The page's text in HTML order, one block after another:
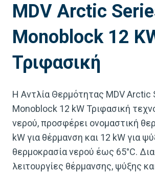
MDV Arctic
Monoblock 12
Τριφασική
Η Αντλία Θερμότητας MDV Arctic
Monoblock 12 kW Τριφασική
νερού, προσφέρει ονομαστική
kW για θέρμανση και 12 kW για
θερμοκρασία νερού έως 65°C.
λειτουργίες θέρμανσης, ψύξης